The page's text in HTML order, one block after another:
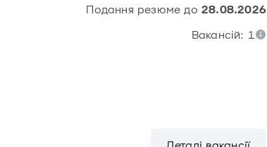
Подання резюме до 28.08.2026
Вакансій: 1